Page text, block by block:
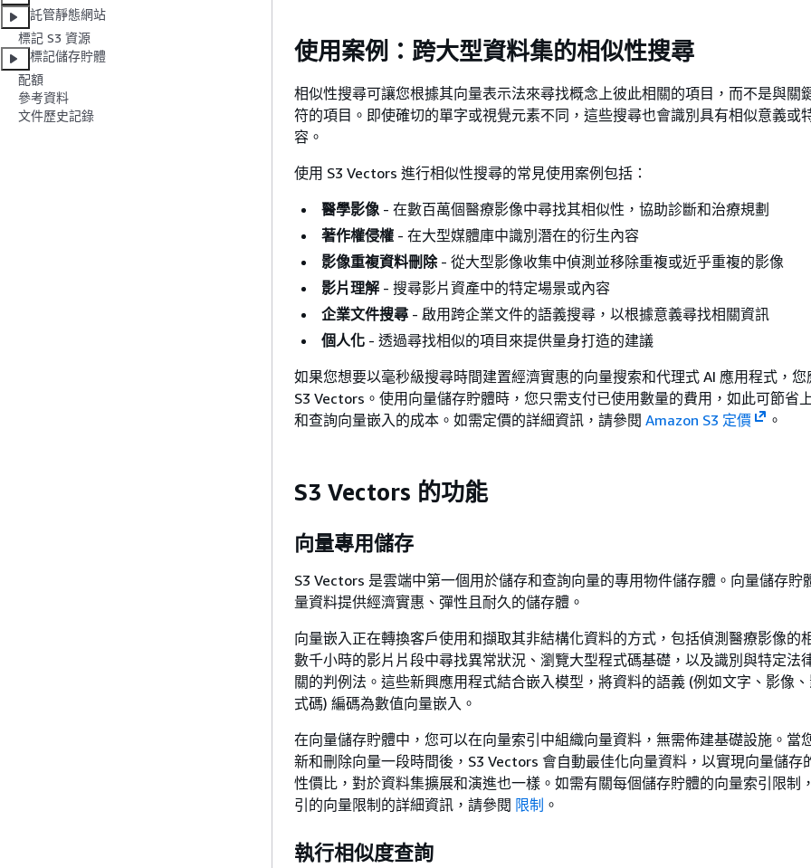
託管靜態網站
標記 S3 資源
標記儲存貯體
配額
參考資料
文件歷史記錄
使用案例：跨大型資料集的相似性搜尋
相似性搜尋可讓您根據其向量表示法來尋找概念上彼此相關的項目，而不是與關
符的項目。即使確切的單字或視覺元素不同，這些搜尋也會識別具有相似意義或
容。
使用 S3 Vectors 進行相似性搜尋的常見使用案例包括：
醫學影像 - 在數百萬個醫療影像中尋找其相似性，協助診斷和治療規劃
著作權侵權 - 在大型媒體庫中識別潛在的衍生內容
影像重複資料刪除- 從大型影像收集中偵測並移除重複或近乎重複的影像
影片理解 - 搜尋影片資產中的特定場景或內容
企業文件搜尋 - 啟用跨企業文件的語義搜尋，以根據意義尋找相關資訊
個人化 - 透過尋找相似的項目來提供量身打造的建議
如果您想要以毫秒級搜尋時間建置經濟實惠的向量搜索和代理式 AI 應用程式，您
S3 Vectors。使用向量儲存貯體時，您只需支付已使用數量的費用，如此可節省
和查詢向量嵌入的成本。如需定價的詳細資訊，請參閱 Amazon S3 定價 。
S3 Vectors 的功能
向量專用儲存
S3 Vectors 是雲端中第一個用於儲存和查詢向量的專用物件儲存體。向量儲存貯
量資料提供經濟實惠、彈性且耐久的儲存體。
向量嵌入正在轉換客戶使用和擷取其非結構化資料的方式，包括偵測醫療影像的
數千小時的影片片段中尋找異常狀況、瀏覽大型程式碼基礎，以及識別與特定法
關的判例法。這些新興應用程式結合嵌入模型，將資料的語義 (例如文字、影像
式碼) 編碼為數值向量嵌入。
在向量儲存貯體中，您可以在向量索引中組織向量資料，無需佈建基礎設施。當
新和刪除向量一段時間後，S3 Vectors 會自動最佳化向量資料，以實現向量儲存
性價比，對於資料集擴展和演進也一樣。如需有關每個儲存貯體的向量索引限制
引的向量限制的詳細資訊，請參閱 限制 。
執行相似度查詢